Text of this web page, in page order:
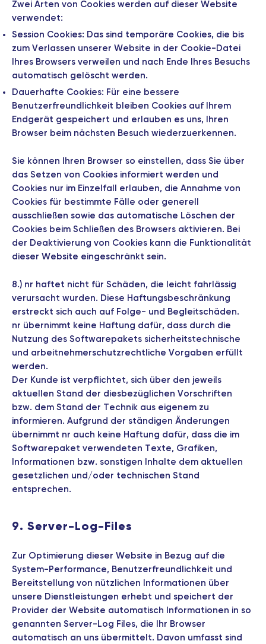
Zwei Arten von Cookies werden auf dieser Website
verwendet:
Session Cookies: Das sind temporäre Cookies, die bis
zum Verlassen unserer Website in der Cookie-Datei
Ihres Browsers verweilen und nach Ende Ihres Besuchs
automatisch gelöscht werden.
Dauerhafte Cookies: Für eine bessere
Benutzerfreundlichkeit bleiben Cookies auf Ihrem
Endgerät gespeichert und erlauben es uns, Ihren
Browser beim nächsten Besuch wiederzuerkennen.
Sie können Ihren Browser so einstellen, dass Sie über
das Setzen von Cookies informiert werden und
Cookies nur im Einzelfall erlauben, die Annahme von
Cookies für bestimmte Fälle oder generell
ausschließen sowie das automatische Löschen der
Cookies beim Schließen des Browsers aktivieren. Bei
der Deaktivierung von Cookies kann die Funktionalität
dieser Website eingeschränkt sein.
8.) nr haftet nicht für Schäden, die leicht fahrlässig
verursacht wurden. Diese Haftungsbeschränkung
erstreckt sich auch auf Folge- und Begleitschäden.
nr übernimmt keine Haftung dafür, dass durch die
Nutzung des Softwarepakets sicherheitstechnische
und arbeitnehmerschutzrechtliche Vorgaben erfüllt
werden.
Der Kunde ist verpflichtet, sich über den jeweils
aktuellen Stand der diesbezüglichen Vorschriften
bzw. dem Stand der Technik aus eigenem zu
informieren. Aufgrund der ständigen Änderungen
übernimmt nr auch keine Haftung dafür, dass die im
Softwarepaket verwendeten Texte, Grafiken,
Informationen bzw. sonstigen Inhalte dem aktuellen
gesetzlichen und/oder technischen Stand
entsprechen.
9. Server-Log-Files
Zur Optimierung dieser Website in Bezug auf die
System-Performance, Benutzerfreundlichkeit und
Bereitstellung von nützlichen Informationen über
unsere Dienstleistungen erhebt und speichert der
Provider der Website automatisch Informationen in so
genannten Server-Log Files, die Ihr Browser
automatisch an uns übermittelt. Davon umfasst sind